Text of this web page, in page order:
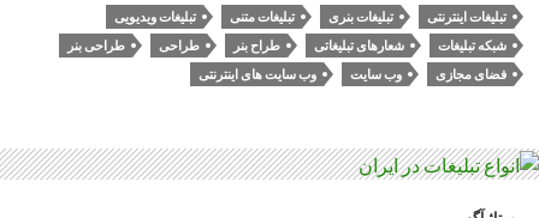
تبلیغات اینترنتی
تبلیغات بنری تبلیغات متنی
تبلیغات ویدیویی
شبکه تبلیغات
شعارهای تبلیغاتی طراح بنر طراحی
طراحی بنر
فضای مجازی
وب سایت وب سایت های اینترنتی